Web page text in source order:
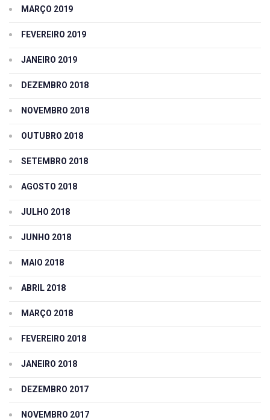
MARÇO 2019
FEVEREIRO 2019
JANEIRO 2019
DEZEMBRO 2018
NOVEMBRO 2018
OUTUBRO 2018
SETEMBRO 2018
AGOSTO 2018
JULHO 2018
JUNHO 2018
MAIO 2018
ABRIL 2018
MARÇO 2018
FEVEREIRO 2018
JANEIRO 2018
DEZEMBRO 2017
NOVEMBRO 2017